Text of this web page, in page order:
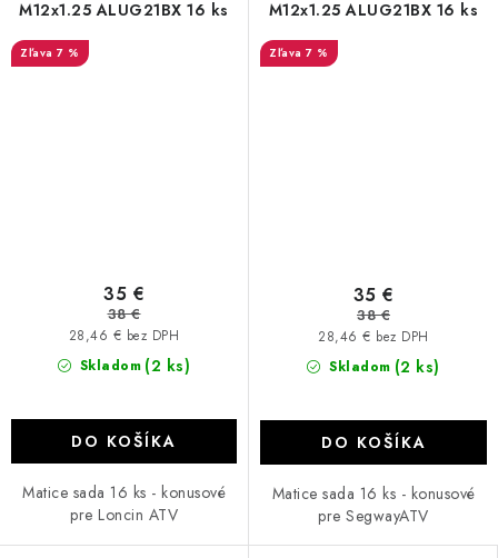
M12x1.25 ALUG21BX 16 ks
7 %
Skladom (2 ks)
28,46 € bez DPH
35 €
38 €
DO KOŠÍKA
Matice sada 16 ks - konusové
pre Loncin ATV
M12x1.25 ALUG21BX 16 ks
7 %
Skladom (2 ks)
28,46 € bez DPH
35 €
38 €
DO KOŠÍKA
Matice sada 16 ks - konusové
pre SegwayATV